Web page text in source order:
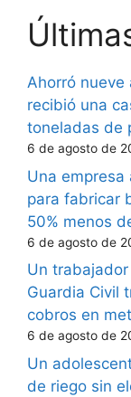
Ahorró nueve
recibió una
toneladas de
6 de agosto de
Una
para fabricar
50% menos
6 de agosto de
Un
Guardia Civil
cobros en
6 de agosto de
Un
de riego sin